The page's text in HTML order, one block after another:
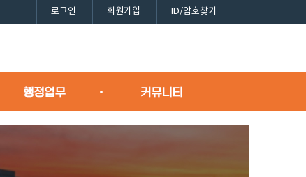
로그인 회원가입 ID/암호찾기